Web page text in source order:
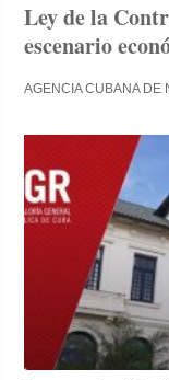
Ley de la
escenario
AGENCIA CUBANA DE